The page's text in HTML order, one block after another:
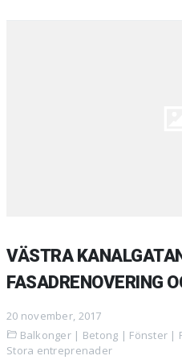
VÄSTRA
FASADRENOVERING
20 november, 2017
Balkonger | Betong | Fönster |
Stora entreprenader